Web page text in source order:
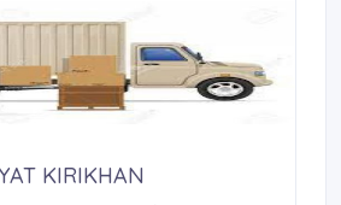
KIRIKHAN